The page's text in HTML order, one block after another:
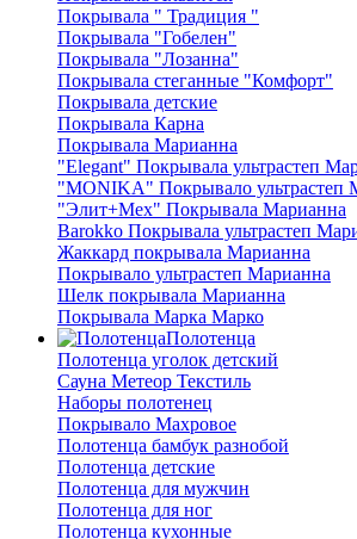
Покрывала " Традиция "
Покрывала "Гобелен"
Покрывала "Лозанна"
Покрывала стеганные "Комфорт"
Покрывала детские
Покрывала Карна
Покрывала Марианна
"Elegant" Покрывала ультрастеп
"MONIKA" Покрывало ультрастеп
"Элит+Мех" Покрывала Марианна
Barokko Покрывала ультрастеп
Жаккард покрывала Марианна
Покрывало ультрастеп Марианна
Шелк покрывала Марианна
Покрывала Марка Марко
Полотенца
Полотенца уголок детский
Сауна Метеор Текстиль
Наборы полотенец
Покрывало Махровое
Полотенца бамбук разнобой
Полотенца детские
Полотенца для мужчин
Полотенца для ног
Полотенца кухонные